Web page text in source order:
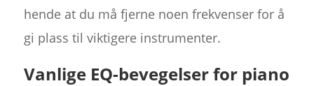
hende at du må fjerne noen frekvenser for å
gi plass til viktigere instrumenter.
Vanlige EQ-bevegelser for piano